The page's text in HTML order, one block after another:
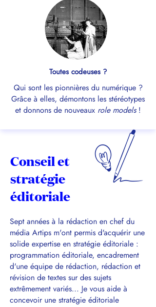
Toutes codeuses ?
Qui sont les pionnières du numérique ?
Grâce à elles, démontons les stéréotypes
et donnons de nouveaux role models!
Conseil et
stratégie
éditoriale
Sept années à la rédaction en chef du
média Artips m'ont permis d'acquérir une
solide expertise en stratégie éditoriale :
programmation éditoriale, encadrement
d'une équipe de rédaction, rédaction et
révision de textes sur des sujets
extrêmement variés... Je vous aide à
concevoir une stratégie éditoriale